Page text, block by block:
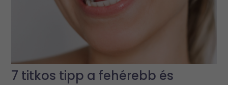
7 titkos tipp a fehérebb és